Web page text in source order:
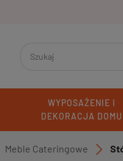
WYPOSAŻENIE I
DEKORACJA DOMU
Meble Cateringowe